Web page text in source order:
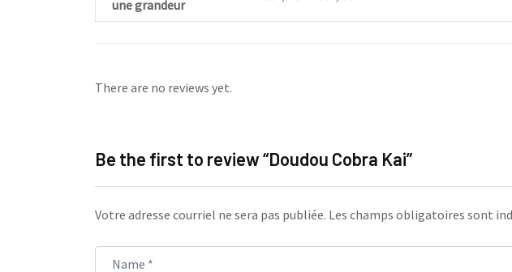
une grandeur
There are no reviews yet.
Be the first to review “Doudou Cobra Kai”
Votre adresse courriel ne sera pas publiée. Les champs obligatoires sont